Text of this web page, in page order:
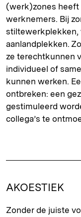
(werk)zones heeft
werknemers. Bij
stiltewerkplekken,
aanlandplekken.
ze terechtkunnen
individueel of
kunnen werken.
ontbreken: een
gestimuleerd
collega’s te
AKOESTIEK
Zonder de juiste